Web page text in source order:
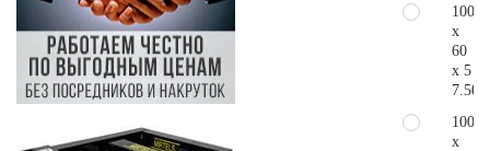
100
x
60
x 5
100
x